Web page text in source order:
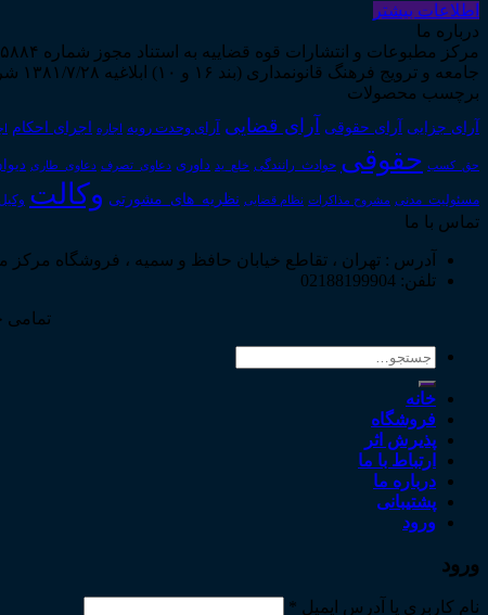
اطلاعات بیشتر
درباره ما
جامعه و ترویج فرهنگ قانونمداری (بند ۱۶ و ۱۰) ابلاغیه ۱۳۸۱/۷/۲۸ شروع به فعالیت نمود...
برچسب محصولات
آرای جزایی آرای حقوقی آرای قضایی آرای وحدت رویه اجاره اجرای احکام
حق_کسب حقوقی حوادث_رانندگی خلع_ید داوری دعاوی_تصرف دعاوی_طاری
مسئولیت_مدنی مشروح مذاکرات نظام قضایی نظریه_های_مشورتی وکالت وکیل
تماس با ما
آدرس : تهران ، تقاطع خیابان حافظ و سمیه ، فروشگاه مرکز
تلفن: 02188199904
تمامی
جستجو
خانه
فروشگاه
پذیرش اثر
ارتباط با ما
درباره ما
پشتیبانی
ورود
ورود
نام کاربری یا آدرس ایمیل *